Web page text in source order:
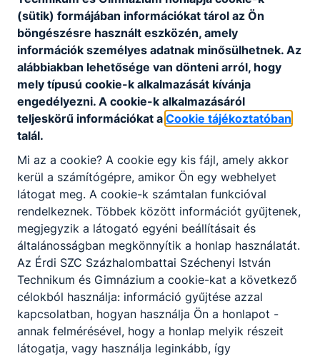
Elektronikai technikus
KKK PTT
Gépészet
Gépgyártás-technológiai technikus
KKK PTT
Informatika és távközlés
Informatikai rendszer- és alkalmazás-
üzemeltető technikus
(sütik) formájában információkat tárol az Ön
böngészésre használt eszközén, amely
információk személyes adatnak minősülhetnek. Az
alábbiakban lehetősége van dönteni arról, hogy
mely típusú cookie-k alkalmazását kívánja
engedélyezni. A cookie-k alkalmazásáról
teljeskörű információkat a Cookie tájékoztatóban
talál.
Mi az a cookie? A cookie egy kis fájl, amely akkor
kerül a számítógépre, amikor Ön egy webhelyet
látogat meg. A cookie-k számtalan funkcióval
rendelkeznek. Többek között információt gyűjtenek,
megjegyzik a látogató egyéni beállításait és
általánosságban megkönnyítik a honlap használatát.
Az Érdi SZC Százhalombattai Széchenyi István
Technikum és Gimnázium a cookie-kat a következő
célokból használja: információ gyűjtése azzal
kapcsolatban, hogyan használja Ön a honlapot -
annak felmérésével, hogy a honlap melyik részeit
látogatja, vagy használja leginkább, így